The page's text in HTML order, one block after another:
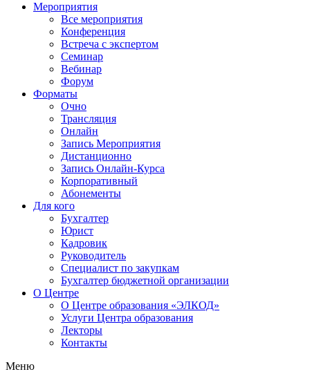
Мероприятия
Все мероприятия
Конференция
Встреча с экспертом
Семинар
Вебинар
Форум
Форматы
Очно
Трансляция
Онлайн
Запись Мероприятия
Дистанционно
Запись Онлайн-Курса
Корпоративный
Абонементы
Для кого
Бухгалтер
Юрист
Кадровик
Руководитель
Специалист по закупкам
Бухгалтер бюджетной организации
О Центре
О Центре образования «ЭЛКОД»
Услуги Центра образования
Лекторы
Контакты
Меню